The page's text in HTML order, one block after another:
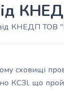
КНЕДП ТОВ
сховищі
КСЗІ, що